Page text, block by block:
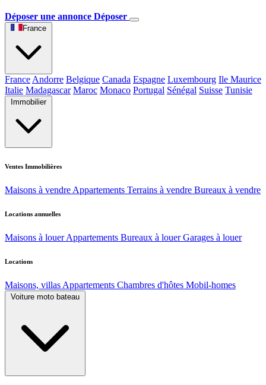
Déposer une annonce Déposer
France
France Andorre Belgique Canada Espagne Luxembourg Ile Maurice
Italie Madagascar Maroc Monaco Portugal Sénégal Suisse Tunisie
Immobilier
Ventes Immobilières
Maisons à vendre Appartements Terrains à vendre Bureaux à vendre
Locations annuelles
Maisons à louer Appartements Bureaux à louer Garages à louer
Locations
Maisons, villas Appartements Chambres d'hôtes Mobil-homes
Voiture moto bateau